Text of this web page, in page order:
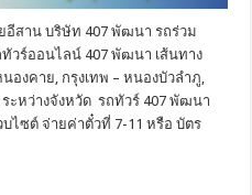
อีสาน บริษัท 407 พัฒนา รถร่วม
วร์ออนไลน์ 407 พัฒนา เส้นทาง
องคาย, กรุงเทพ – หนองบัวลำภู,
ะหว่างจังหวัด รถทัวร์ 407 พัฒนา
ไซต์ จ่ายค่าตั๋วที่ 7-11 หรือ บัตร